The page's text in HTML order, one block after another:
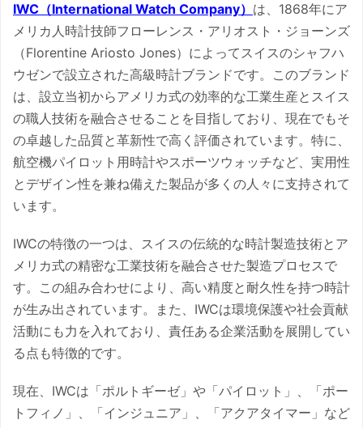
IWC（International Watch Company） は、1868年にア
メリカ人時計技師フローレンス・アリオスト・ジョーンズ
（Florentine Ariosto Jones）によってスイスのシャフハ
ウゼンで設立された高級時計ブランドです。このブランド
は、設立当初からアメリカ式の効率的な工業生産とスイス
の職人技術を融合させることを目指しており、現在でもそ
の卓越した品質と革新性で高く評価されています。特に、
航空機パイロット用時計やスポーツウォッチなど、実用性
とデザイン性を兼ね備えた製品が多くの人々に支持されて
います。
IWCの特徴の一つは、スイスの伝統的な時計製造技術とア
メリカ式の精密な工業技術を融合させた製造プロセスで
す。この組み合わせにより、高い精度と耐久性を持つ時計
が生み出されています。また、IWCは環境保護や社会貢献
活動にも力を入れており、責任ある企業活動を展開してい
る点も特徴的です。
現在、IWCは「ポルトギーゼ」や「パイロット」、「ポー
トフィノ」、「インジュニア」、「アクアタイマー」など